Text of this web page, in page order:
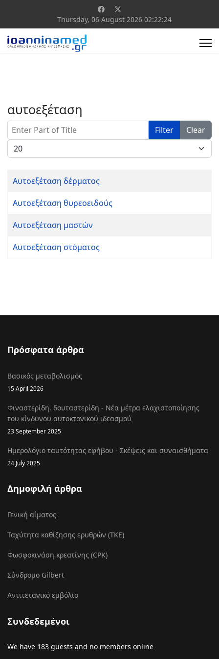
Thursday, 06 August 2026 02:22:24
αυτοεξέταση
Enter Part of Title Filter
Clear
Display #
Αυτοεξέταση δέρματος
Αυτοεξέταση θυρεοειδούς
Αυτοεξέταση μαστών
Αυτοεξέταση στόματος
Πρόσφατα άρθρα
Βασικός μεταβολισμός
15 April 2026
Φιναστερίδη, δουταστερίδη - Νέα μέτρα ελαχιστοποίησης
του κίνδυνου αυτοκτονικού ιδεασμού
23 September 2025
Ημερολόγιο ταυτότητας εφήβου - Σκέψεις και συναισθήματα
24 July 2025
Δημοφιλή άρθρα
Γενική αίματος
Ταχύτητα καθίζησης ερυθρών (ΤΚΕ)
Φωσφοκινάση κρεατίνης (CPK)
Σύνδρομο Gilbert
Αντιτετανικό εμβόλιο
Συνδεδεμένοι
We have 183 guests and no members online